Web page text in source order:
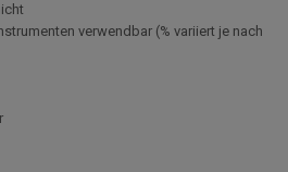
verwendbar (% variiert je nach